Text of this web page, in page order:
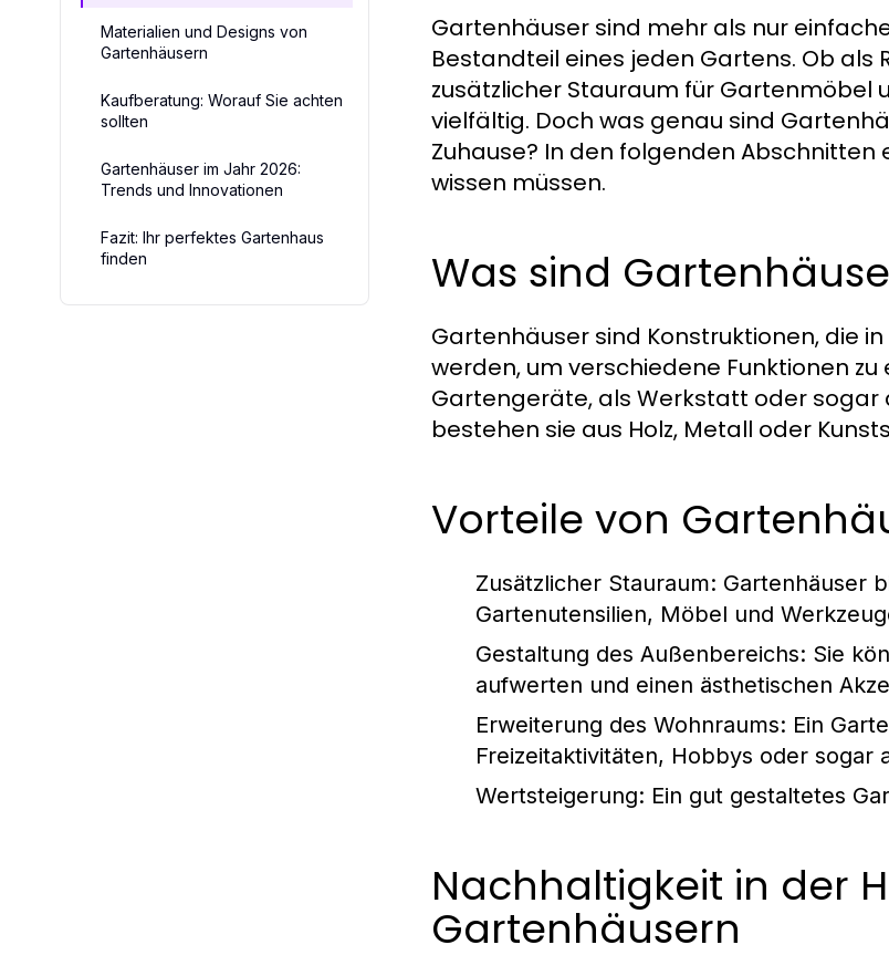
Materialien und Designs von
Gartenhäusern
Kaufberatung: Worauf Sie achten
sollten
Gartenhäuser im Jahr 2026:
Trends und Innovationen
Fazit: Ihr perfektes Gartenhaus
finden
Gartenhäuser sind mehr als nur
Bestandteil eines jeden Gartens. Ob als
zusätzlicher Stauraum für Gartenmöbel
vielfältig. Doch was genau sind
Zuhause? In den folgenden Abschnitten
wissen müssen.
Was sind
Gartenhäuser sind Konstruktionen, die
werden, um verschiedene Funktionen
Gartengeräte, als Werkstatt oder sogar
bestehen sie aus Holz, Metall oder
Vorteile von
Zusätzlicher Stauraum: Gartenhäuser
Gartenutensilien, Möbel und
Gestaltung des Außenbereichs: Sie
aufwerten und einen ästhetischen
Erweiterung des Wohnraums: Ein
Freizeitaktivitäten, Hobbys oder sogar
Wertsteigerung: Ein gut gestaltetes
Nachhaltigkeit in der
Gartenhäusern